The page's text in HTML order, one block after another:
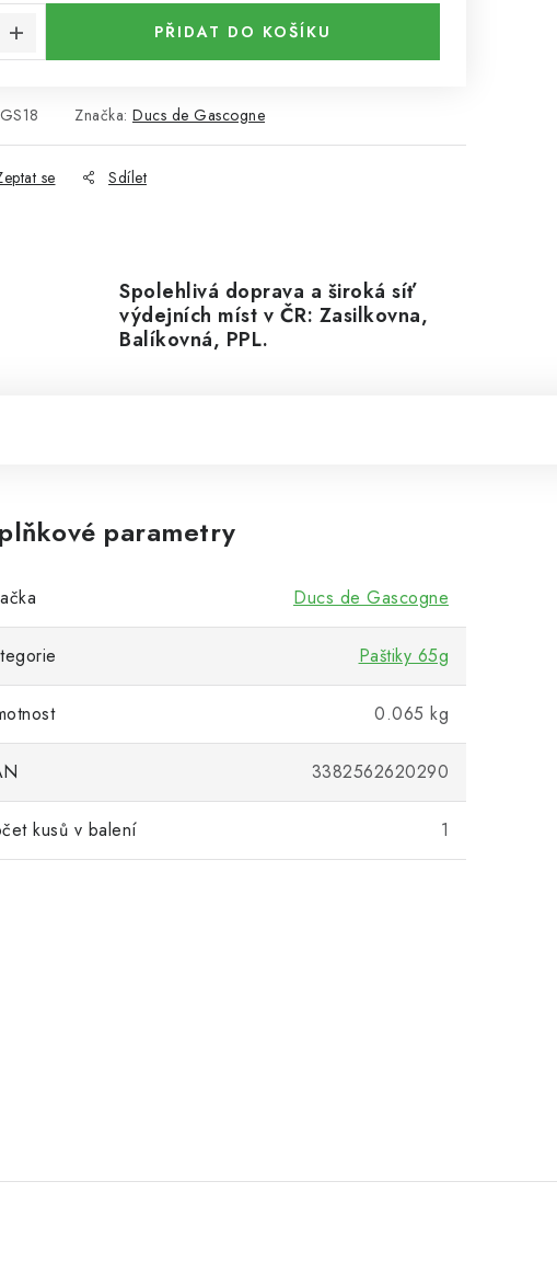
PŘIDAT DO KOŠÍKU
Značka: Ducs de Gascogne
se Sdílet
Spolehlivá doprava a široká síť
výdejních míst v ČR: Zasilkovna,
Balíkovná, PPL.
parametry
Ducs de Gascogne
Paštiky 65g
0.065 kg
3382562620290
kusů v balení 1